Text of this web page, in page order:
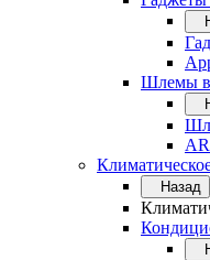
Шлемы
Назад